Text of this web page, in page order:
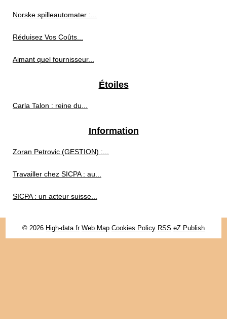
Norske spilleautomater :...
Réduisez Vos Coûts...
Aimant quel fournisseur...
Étoiles
Carla Talon : reine du...
Information
Zoran Petrovic (GESTION) :...
Travailler chez SICPA : au...
SICPA : un acteur suisse...
© 2026 High-data.fr Web Map Cookies Policy RSS eZ Publish